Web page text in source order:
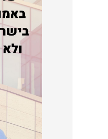
f
o